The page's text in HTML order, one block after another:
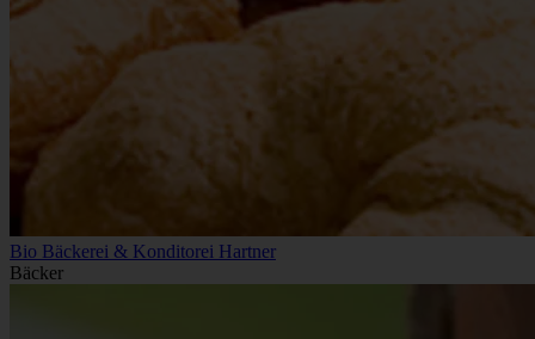
Bio Bäckerei & Konditorei Hartner
Bäcker